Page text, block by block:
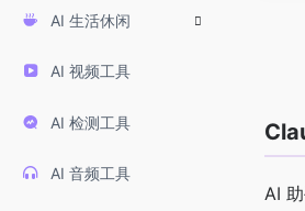
AI 生活休闲
AI 视频工具
AI 检测工具
AI 音频工具
AI